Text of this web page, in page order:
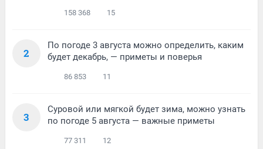
158 368 15
2
По погоде 3 августа можно определить, каким
будет декабрь, — приметы и поверья
86 853 11
3
Суровой или мягкой будет зима, можно узнать
по погоде 5 августа — важные приметы
77 311 12